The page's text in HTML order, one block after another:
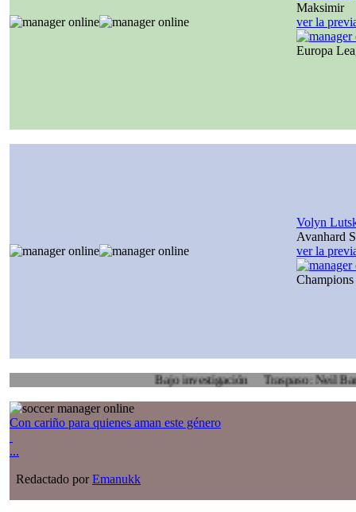
Maksimir
ver la
Europa
Volyn
Avanhard
ver la
Bajo investigación Traspaso: Neil Barker,
Con cariño para quienes aman este género
...
Redactado porEmanukk